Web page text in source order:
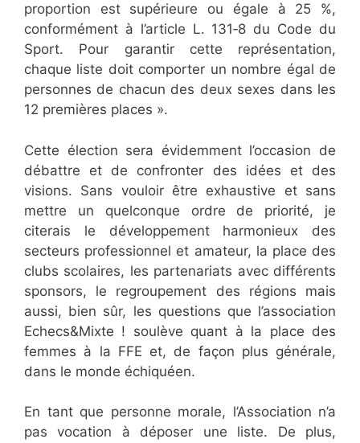
proportion est supérieure ou égale à 25 %,
conformément à l’article L. 131‐8 du Code du
Sport. Pour garantir cette représentation,
chaque liste doit comporter un nombre égal de
personnes de chacun des deux sexes dans les
12 premières places ».
Cette élection sera évidemment l’occasion de
débattre et de confronter des idées et des
visions. Sans vouloir être exhaustive et sans
mettre un quelconque ordre de priorité, je
citerais le développement harmonieux des
secteurs professionnel et amateur, la place des
clubs scolaires, les partenariats avec différents
sponsors, le regroupement des régions mais
aussi, bien sûr, les questions que l’association
Echecs&Mixte ! soulève quant à la place des
femmes à la FFE et, de façon plus générale,
dans le monde échiquéen.
En tant que personne morale, l’Association n’a
pas vocation à déposer une liste. De plus,